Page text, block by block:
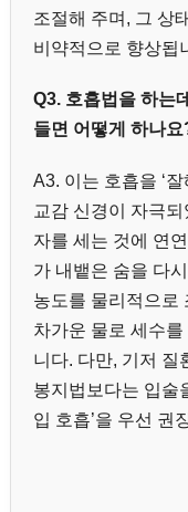
조절해 주며, 그 상
비약적으로 향상됩
Q3. 호흡법을 하는
들면 어떻게 하나요
A3. 이는 호흡을 ‘
교감 신경이 자극
자를 세는 것에 연
가 내뱉은 숨을 다
농도를 물리적으로
차가운 물로 세수
니다. 다만, 기저 질
봉지법보다는 입술
입 호흡’을 우선 권